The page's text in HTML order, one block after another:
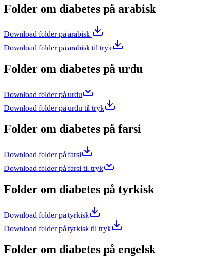
Folder om diabetes på arabisk
Download folder på arabisk
Download folder på arabisk til tryk
Folder om diabetes på urdu
Download folder på urdu
Download folder på urdu til tryk
Folder om diabetes på farsi
Download folder på farsi
Download folder på farsi til tryk
Folder om diabetes på tyrkisk
Download folder på tyrkisk
Download folder på tyrkisk til tryk
Folder om diabetes på engelsk